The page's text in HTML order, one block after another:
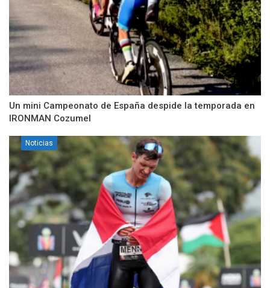
Un mini Campeonato de España despide la temporada en
IRONMAN Cozumel
Noticias